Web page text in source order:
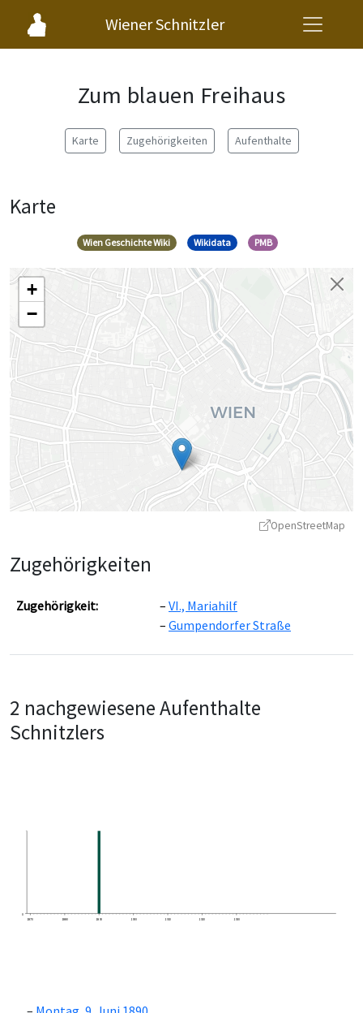
Wiener Schnitzler
Zum blauen Freihaus
Karte Zugehörigkeiten Aufenthalte
Karte
Wien Geschichte Wiki Wikidata PMB
+
−
OpenStreetMap
Zugehörigkeiten
Zugehörigkeit:
VI., Mariahilf
Gumpendorfer Straße
2 nachgewiesene Aufenthalte
Schnitzlers
0
1870
1880 1890 1900 1910 1920 1930